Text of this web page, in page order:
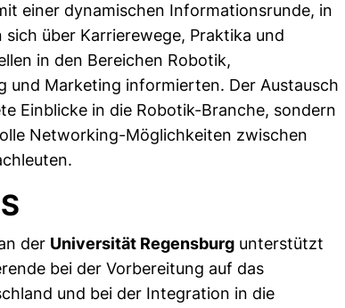
einer dynamischen Informationsrunde, in
sich über Karrierewege, Praktika und
in den Bereichen Robotik,
und Marketing informierten. Der Austausch
Einblicke in die Robotik-Branche, sondern
Networking-Möglichkeiten zwischen
der Universität Regensburg unterstützt
bei der Vorbereitung auf das
und bei der Integration in die